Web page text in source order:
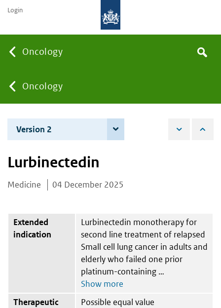
Oncology
You
are
here:
Oncology
the
Search
Login
Version 2
Lurbinectedin
Medicine 04 December 2025
Extended
indication
Lurbinectedin monotherapy for
second line treatment of relapsed
Small cell lung cancer in adults and
elderly who failed one prior
platinum-containing
Therapeutic
Possible equal value